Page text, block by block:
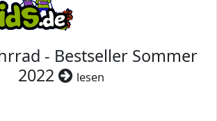
- Bestseller Sommer
2022
lesen